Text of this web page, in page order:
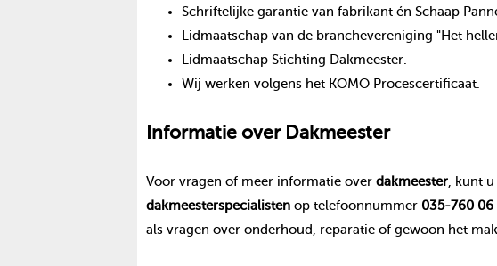
Schriftelijke garantie van fabrikant én Schaap
Lidmaatschap van de branchevereniging "Het
Lidmaatschap Stichting Dakmeester.
Wij werken volgens het KOMO Procescertificaat.
Informatie over Dakmeester
Voor vragen of meer informatie over dakmeester, kunt u
dakmeesterspecialistenop telefoonnummer 035-760 06
als vragen over onderhoud, reparatie of gewoon het